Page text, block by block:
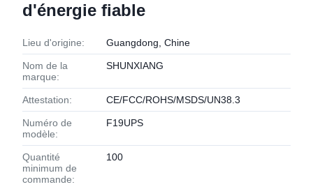
d'énergie fiable
Lieu d'origine: Guangdong, Chine
Nom de la
marque:
SHUNXIANG
Attestation: CE/FCC/ROHS/MSDS/UN38.3
Numéro de
modèle:
F19UPS
Quantité
minimum de
commande:
100